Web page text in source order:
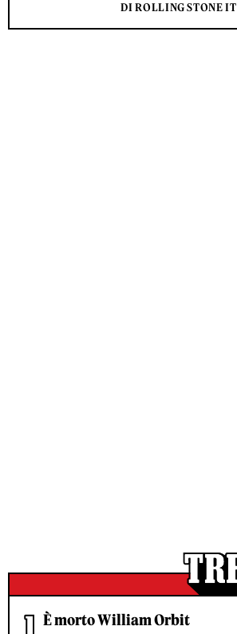
DI ROLLING STONE IT
È morto William Orbit